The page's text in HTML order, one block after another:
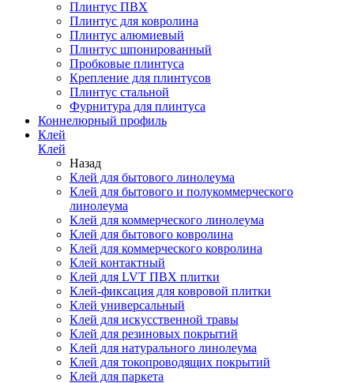
Плинтус ПВХ
Плинтус для ковролина
Плинтус алюмиевый
Плинтус шпонированный
Пробковые плинтуса
Крепление для плинтусов
Плинтус стальной
Фурнитура для плинтуса
Коннелюрный профиль
Клей
Клей
Назад
Клей для бытового линолеума
Клей для бытового и полукоммерческого
линолеума
Клей для коммерческого линолеума
Клей для бытового ковролина
Клей для коммерческого ковролина
Клей контактный
Клей для LVT ПВХ плитки
Клей-фиксация для ковровой плитки
Клей универсальный
Клей для искусственной травы
Клей для резиновых покрытий
Клей для натурального линолеума
Клей для токопроводящих покрытий
Клей для паркета